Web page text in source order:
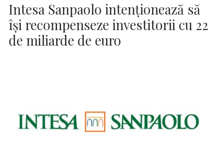
Intesa Sanpaolo intenţionează să
îşi recompenseze investitorii cu 22
de miliarde de euro